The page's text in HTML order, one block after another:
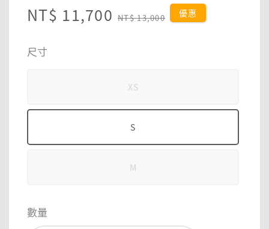
Sale
NT$ 11,700 Regular
NT$ 13,000 優惠
尺寸
XS
S
M
數量